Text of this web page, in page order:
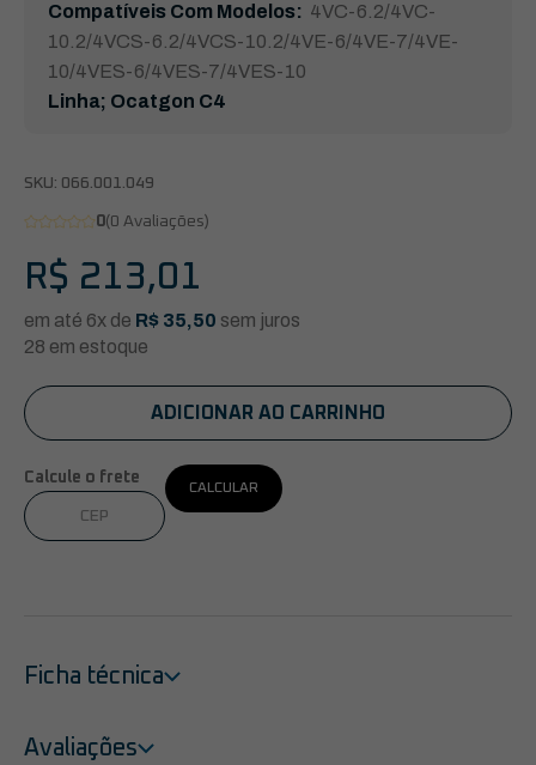
Compatíveis Com Modelos: 4VC-6.2/4VC-
10.2/4VCS-6.2/4VCS-10.2/4VE-6/4VE-7/4VE-
10/4VES-6/4VES-7/4VES-10
Linha; Ocatgon C4
SKU: 066.001.049
0(0 Avaliações)
R$ 213,01
em até 6x de R$ 35,50 sem juros
28 em estoque
ADICIONAR AO CARRINHO
Calcule o frete
CALCULAR
Ficha técnica
Avaliações